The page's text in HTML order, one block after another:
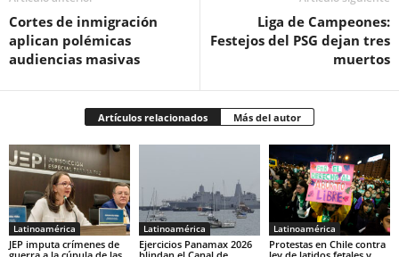
Cortes de inmigración
aplican polémicas
audiencias masivas
Liga de Campeones:
Festejos del PSG dejan tres
muertos
Artículos relacionados Más del autor
Latinoamérica
JEP imputa crímenes de
Latinoamérica
Ejercicios Panamax 2026
Latinoamérica
Protestas en Chile contra